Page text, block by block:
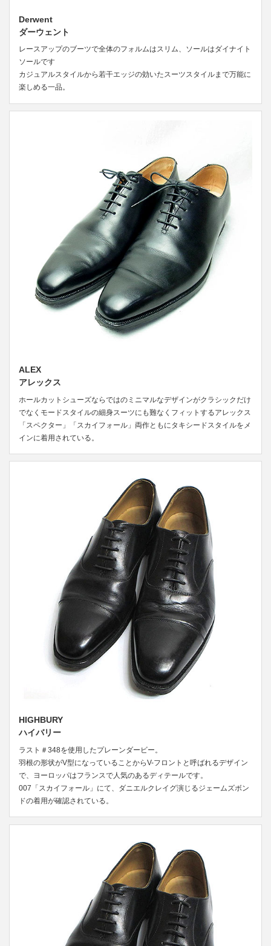
Derwent
ダーウェント
レースアップのブーツで全体のフォルムはスリム、ソールはダイナイト
ソールです
カジュアルスタイルから若干エッジの効いたスーツスタイルまで万能に
楽しめる一品。
ALEX
アレックス
ホールカットシューズならではのミニマルなデザインがクラシックだけ
でなくモードスタイルの細身スーツにも難なくフィットするアレックス
「スペクター」「スカイフォール」両作ともにタキシードスタイルをメ
インに着用されている。
HIGHBURY
ハイバリー
ラスト＃348を使用したプレーンダービー。
羽根の形状がV型になっていることからV-フロントと呼ばれるデザイン
で、ヨーロッパはフランスで人気のあるディテールです。
007「スカイフォール」にて、ダニエルクレイグ演じるジェームズボン
ドの着用が確認されている。